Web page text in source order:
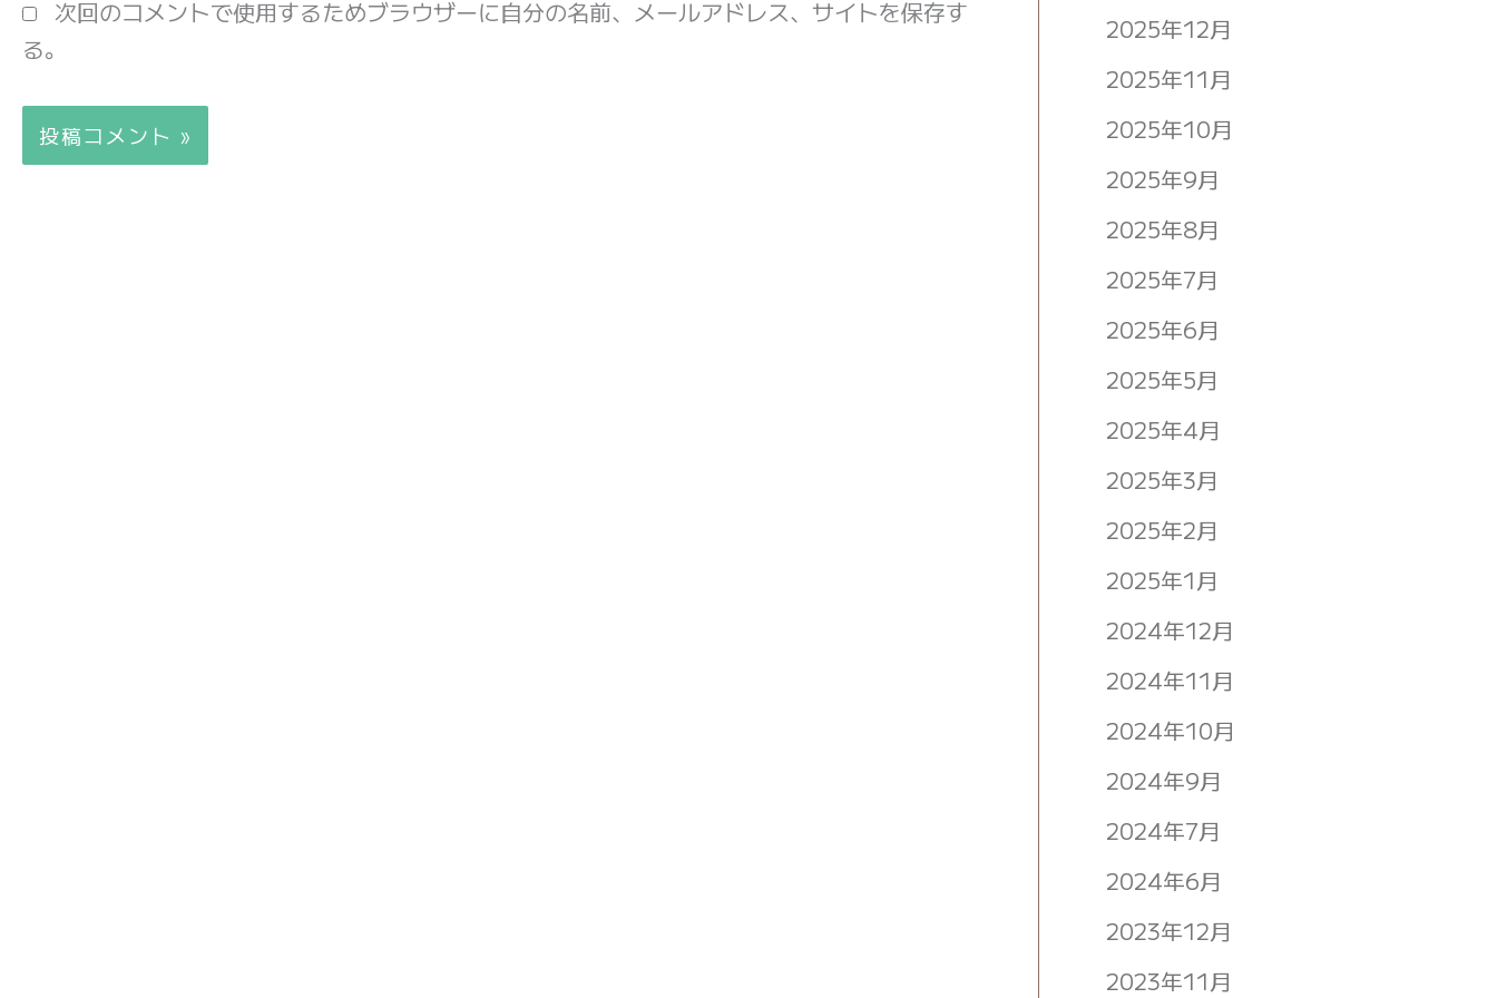
次回のコメントで使用するためブラウザーに自分の名前、メールアドレス、サイトを保存す
る。
2025年12月
2025年11月
2025年10月
2025年9月
2025年8月
2025年7月
2025年6月
2025年5月
2025年4月
2025年3月
2025年2月
2025年1月
2024年12月
2024年11月
2024年10月
2024年9月
2024年7月
2024年6月
2023年12月
2023年11月